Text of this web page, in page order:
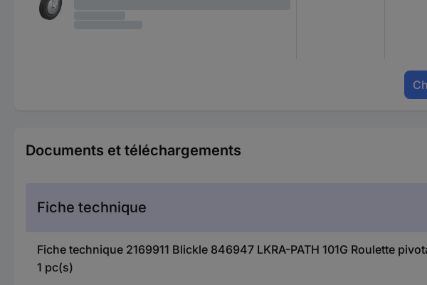
Documents et téléchargements
Fiche technique
Fiche technique 2169911 Blickle 846947 LKRA-PATH 101G Roulette
1 pc(s)